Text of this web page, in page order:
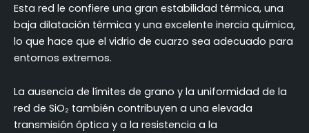
Esta red le confiere una gran estabilidad térmica, una
baja dilatación térmica y una excelente inercia química,
lo que hace que el vidrio de cuarzo sea adecuado para
entornos extremos.
La ausencia de límites de grano y la uniformidad de la
red de SiO₂ también contribuyen a una elevada
transmisión óptica y a la resistencia a la